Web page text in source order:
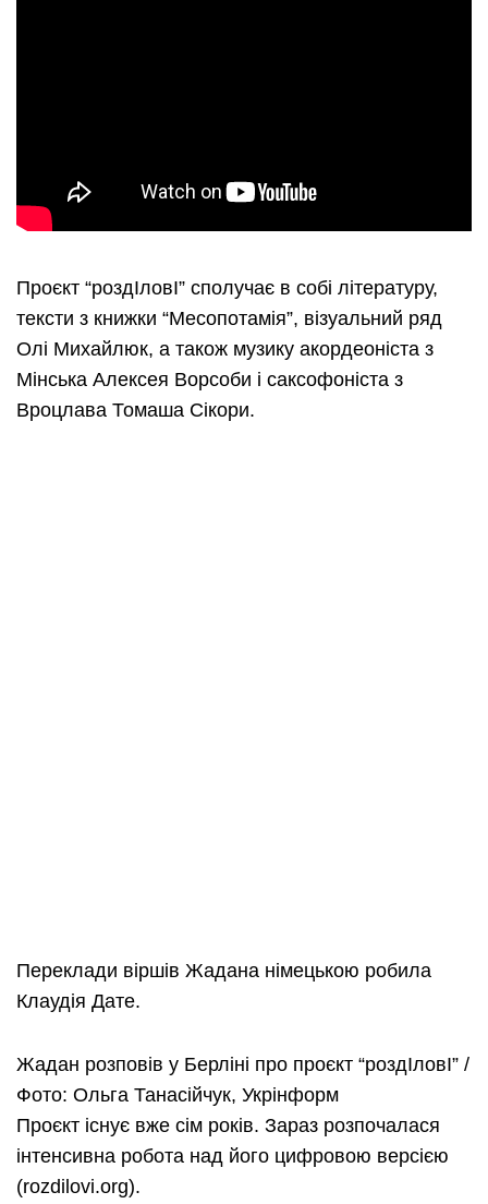
Проєкт “роздІловІ” сполучає в собі літературу,
тексти з книжки “Месопотамія”, візуальний ряд
Олі Михайлюк, а також музику акордеоніста з
Мінська Алексея Ворсоби і саксофоніста з
Вроцлава Томаша Сікори.
Переклади віршів Жадана німецькою робила
Клаудія Дате.
Жадан розповів у Берліні про проєкт “роздІловІ” /
Фото: Ольга Танасійчук, Укрінформ
Проєкт існує вже сім років. Зараз розпочалася
інтенсивна робота над його цифровою версією
(rozdilovi.org).